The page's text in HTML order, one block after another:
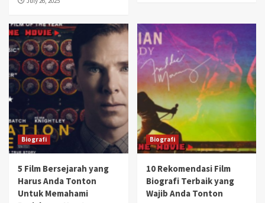
Biografi
5 Film Bersejarah yang
Harus Anda Tonton
Untuk Memahami
Biografi
10 Rekomendasi Film
Biografi Terbaik yang
Wajib Anda Tonton